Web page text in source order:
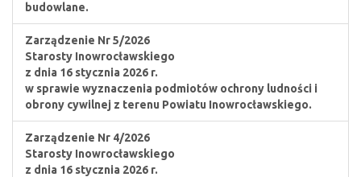
budowlane.
Zarządzenie Nr 5/2026
Starosty Inowrocławskiego
z dnia 16 stycznia 2026 r.
w sprawie wyznaczenia podmiotów ochrony ludności i
obrony cywilnej z terenu Powiatu Inowrocławskiego.
Zarządzenie Nr 4/2026
Starosty Inowrocławskiego
z dnia 16 stycznia 2026 r.